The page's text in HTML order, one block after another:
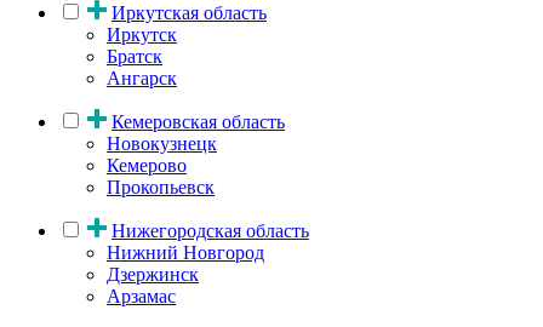
Иркутская область
Иркутск
Братск
Ангарск
Кемеровская область
Новокузнецк
Кемерово
Прокопьевск
Нижегородская область
Нижний Новгород
Дзержинск
Арзамас